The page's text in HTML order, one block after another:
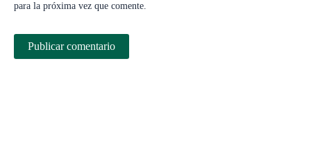
para la próxima vez que comente.